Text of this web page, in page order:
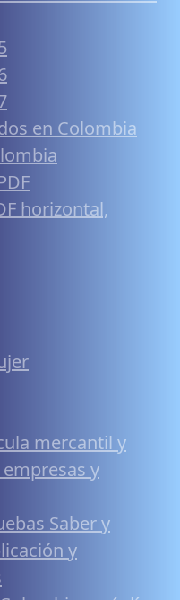
en Colombia
horizontal,
mercantil y
y
Saber y
y